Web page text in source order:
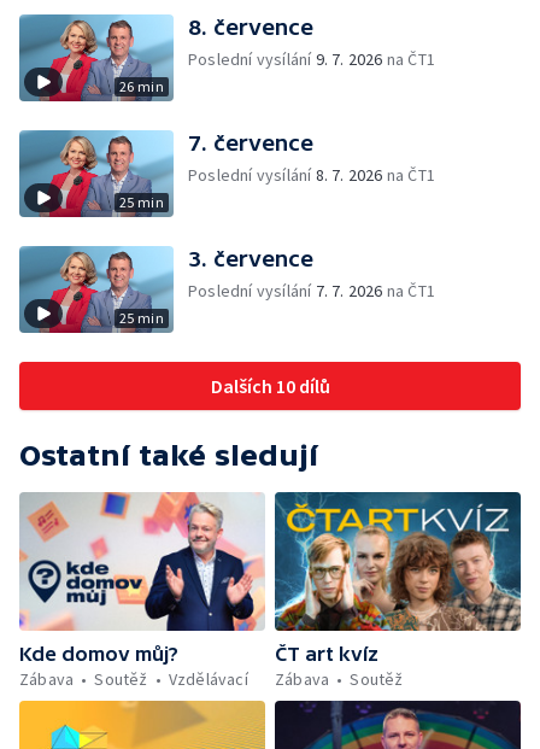
26 min
8. července
Poslední vysílání9. 7. 2026 na ČT1
25 min
7. července
Poslední vysílání8. 7. 2026 na ČT1
25 min
3. července
Poslední vysílání 7. 7. 2026 na ČT1
Dalších 10 dílů
Ostatní také sledují
Kde domov můj?
Zábava
Soutěž Vzdělávací
ČT art kvíz
Zábava
Soutěž